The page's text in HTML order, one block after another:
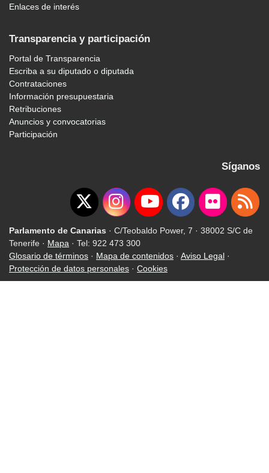
Enlaces de interés
Transparencia y participación
Portal de Transparencia
Escriba a su diputado o diputada
Contrataciones
Información presupuestaria
Retribuciones
Anuncios y convocatorias
Participación
Síganos
Parlamento de Canarias · C/Teobaldo Power, 7 · 38002 S/C de
Tenerife · Mapa · Tel: 922 473 300
Glosario de términos · Mapa de contenidos · Aviso Legal ·
Protección de datos personales · Cookies